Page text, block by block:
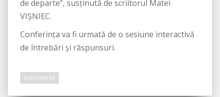
de departe”, susținută de scriitorul Matei
VIȘNIEC.
Conferința va fi urmată de o sesiune interactivă
de întrebări și răspunsuri.
Evenimente